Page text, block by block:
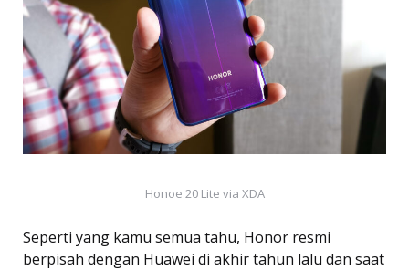
Honoe 20 Lite via XDA
Seperti yang kamu semua tahu, Honor resmi
berpisah dengan Huawei di akhir tahun lalu dan saat